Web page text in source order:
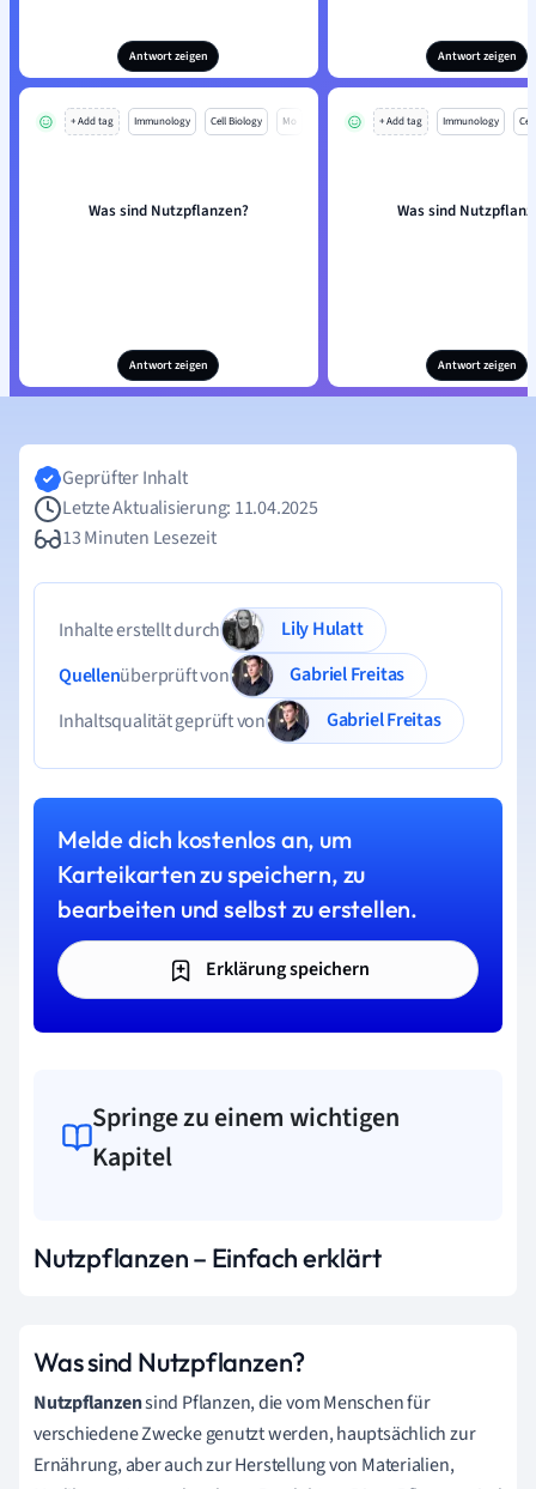
Antwort zeigen Antwort zeigen
+ Add tag Immunology Cell Biology Mo
Was sind Nutzpflanzen?
Antwort zeigen
+ Add tag Immunology
Was sind
Antwort zeigen
Geprüfter Inhalt
Letzte Aktualisierung: 11.04.2025
13 Minuten Lesezeit
Inhalte erstellt durch
Lily Hulatt
Quellenüberprüft von
Gabriel Freitas
Inhaltsqualität geprüft von
Gabriel Freitas
Melde dich kostenlos an, um
Karteikarten zu speichern, zu
bearbeiten und selbst zu erstellen.
Erklärung speichern
Springe zu einem wichtigen
Kapitel
Nutzpflanzen – Einfach erklärt
Was sind Nutzpflanzen?
Nutzpflanzensind Pflanzen, die vom Menschen für
verschiedene Zwecke genutzt werden, hauptsächlich zur
Ernährung, aber auch zur Herstellung von Materialien,